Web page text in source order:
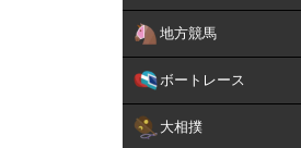
地方競馬
ボートレース
大相撲